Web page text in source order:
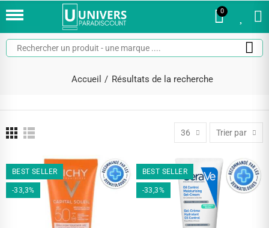
0
Accueil Résultats de la recherche
36 Trier par
BEST SELLER
-33,3%
BEST SELLER
-33,3%